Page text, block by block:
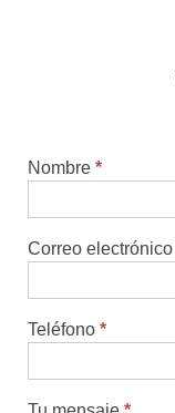
Contacto
Nombre *
Correo electrónico
Teléfono *